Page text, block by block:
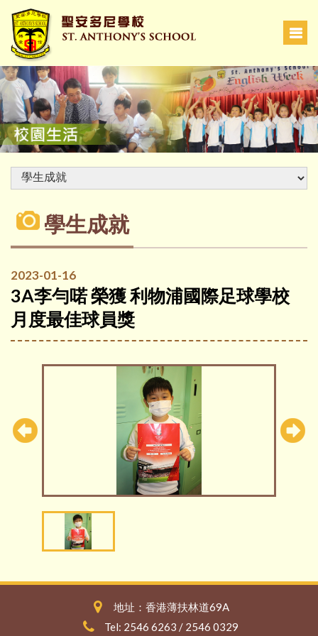
學生成就
2023-01-16
3A李勻喏 榮獲 利物浦國際足球學校
月度最佳球員獎
地址：香港薄扶林道69A
Tel: 2546 6263 / 2546 0329